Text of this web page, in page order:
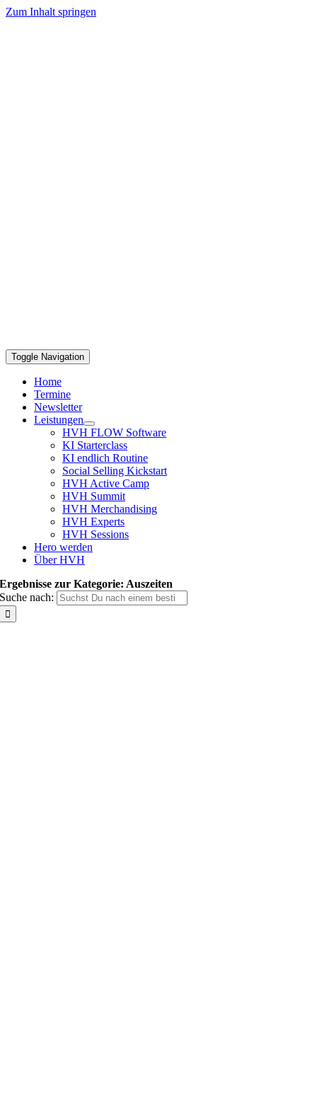
Zum Inhalt springen
Toggle Navigation
Home
Termine
Newsletter
Leistungen
HVH FLOW Software
KI Starterclass
KI endlich Routine
Social Selling Kickstart
HVH Active Camp
HVH Summit
HVH Merchandising
HVH Experts
HVH Sessions
Hero werden
Über HVH
Ergebnisse zur Kategorie: Auszeiten
Suche nach: